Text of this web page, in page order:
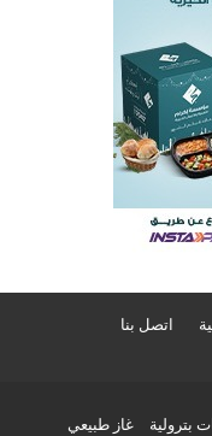
اتصل بنا
بترولية غاز طبيعي